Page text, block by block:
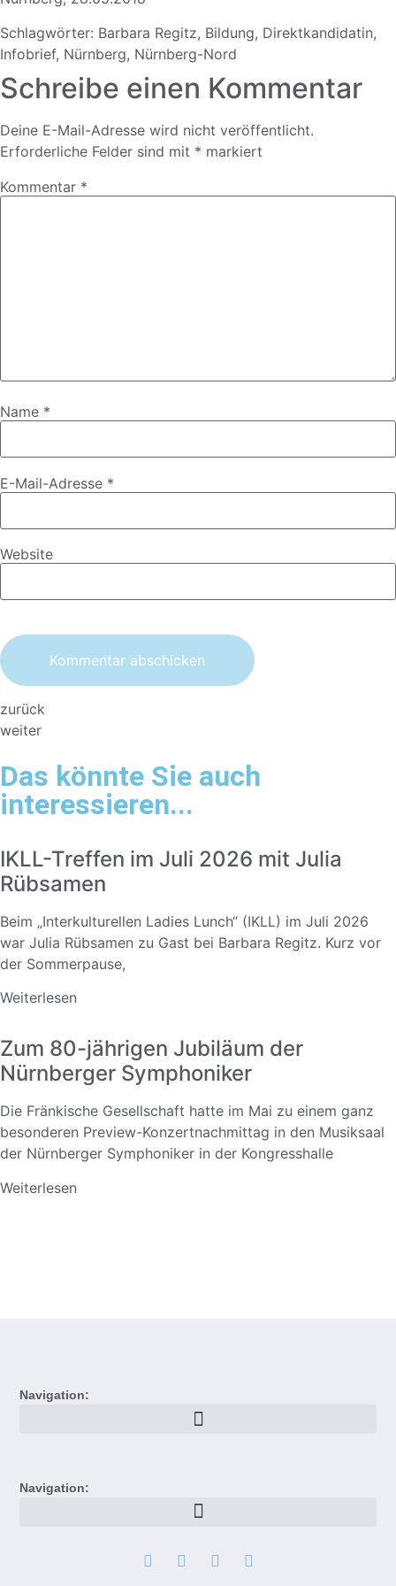
Schlagwörter: Barbara Regitz, Bildung, Direktkandidatin,
Infobrief, Nürnberg, Nürnberg-Nord
Schreibe einen Kommentar
Deine E-Mail-Adresse wird nicht veröffentlicht.
Erforderliche Felder sind mit * markiert
Kommentar *
Name *
E-Mail-Adresse *
Website
zurück
weiter
Das könnte Sie auch
interessieren...
IKLL-Treffen im Juli 2026 mit Julia
Rübsamen
Beim „Interkulturellen Ladies Lunch“ (IKLL) im Juli 2026
war Julia Rübsamen zu Gast bei Barbara Regitz. Kurz vor
der Sommerpause,
Weiterlesen
Zum 80-jährigen Jubiläum der
Nürnberger Symphoniker
Die Fränkische Gesellschaft hatte im Mai zu einem ganz
besonderen Preview-Konzertnachmittag in den Musiksaal
der Nürnberger Symphoniker in der Kongresshalle
Weiterlesen
Navigation:
Navigation: